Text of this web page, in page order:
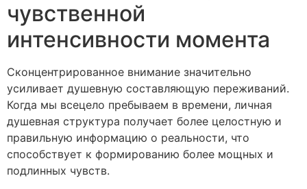
чувственной
интенсивности момента
Сконцентрированное внимание значительно
усиливает душевную составляющую переживаний.
Когда мы всецело пребываем в времени, личная
душевная структура получает более целостную и
правильную информацию о реальности, что
способствует к формированию более мощных и
подлинных чувств.